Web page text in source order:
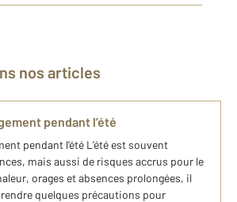
nos articles
pendant l’été
pendant l’été L’été est souvent
mais aussi de risques accrus pour le
orages et absences prolongées, il
quelques précautions pour